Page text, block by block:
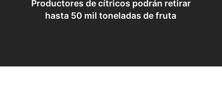
Productores de cítricos podrán retirar
hasta 50 mil toneladas de fruta